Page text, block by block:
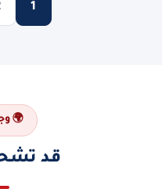
1
🌍
قد